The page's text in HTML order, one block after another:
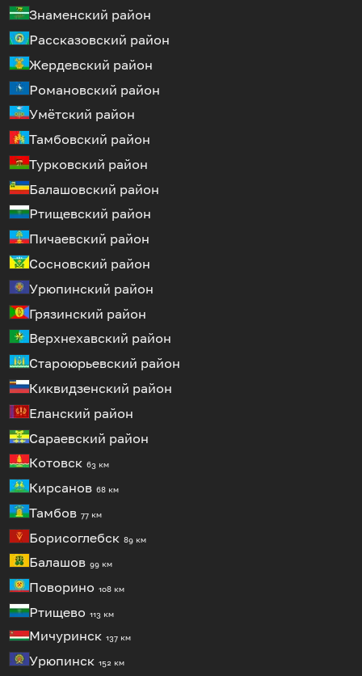
Знаменский район
Рассказовский район
Жердевский район
Романовский район
Умётский район
Тамбовский район
Турковский район
Балашовский район
Ртищевский район
Пичаевский район
Сосновский район
Урюпинский район
Грязинский район
Верхнехавский район
Староюрьевский район
Киквидзенский район
Еланский район
Сараевский район
Котовск 63 км
Кирсанов 68 км
Тамбов 77 км
Борисоглебск 89 км
Балашов 99 км
Поворино 108 км
Ртищево 113 км
Мичуринск 137 км
Урюпинск 152 км